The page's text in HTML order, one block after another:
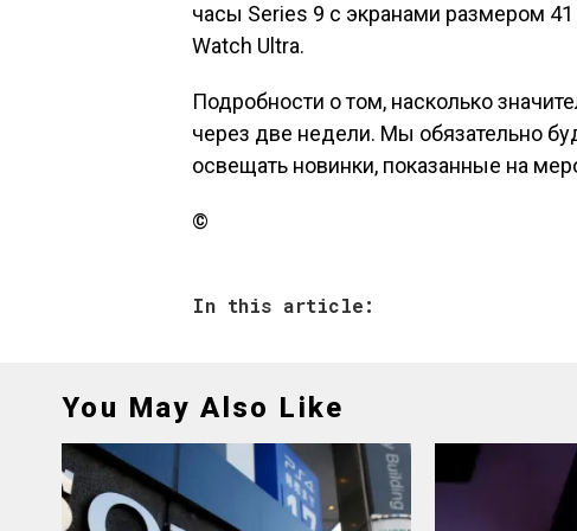
часы Series 9 с экранами размером
Watch Ultra.
Подробности о том, насколько
через две недели. Мы обязательно
освещать новинки, показанные на
©
In this article:
You May Also Like